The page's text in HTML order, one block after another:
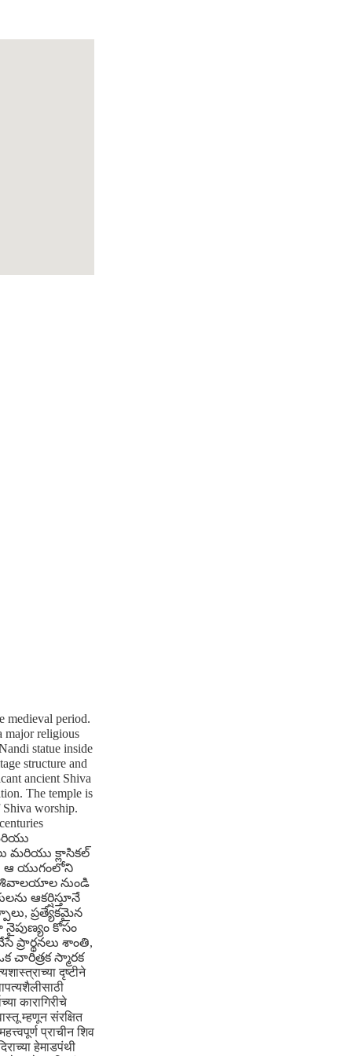
medieval period.
major religious
statue inside
structure and
ancient Shiva
The temple is
Shiva worship.
మరియు క్లాసికల్
ఆ యుగంలోని
శివాలయాల నుండి
ఆకర్షిస్తూనే
ప్రత్యేకమైన
కోసం
శాంతి,
చారిత్రక స్మారక
दृष्टीने
कारागिरीचे
म्हणून संरक्षित
प्राचीन शिव
हेमाडपंथी